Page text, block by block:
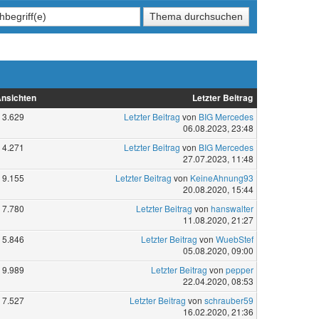
Letzter Beitrag
3.629 Letzter Beitrag von BIG Mercedes
06.08.2023, 23:48
4.271 Letzter Beitrag von BIG Mercedes
27.07.2023, 11:48
9.155 Letzter Beitrag von KeineAhnung93
20.08.2020, 15:44
7.780 Letzter Beitrag von hanswalter
11.08.2020, 21:27
5.846 Letzter Beitrag von WuebStef
05.08.2020, 09:00
9.989 Letzter Beitrag von pepper
22.04.2020, 08:53
7.527 Letzter Beitrag von schrauber59
16.02.2020, 21:36